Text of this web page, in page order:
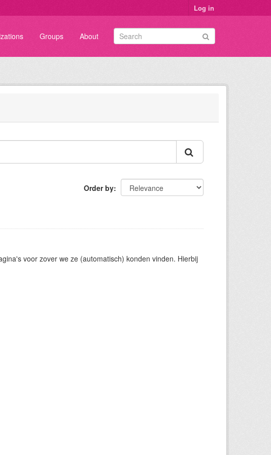
Log in
Groups About
Order by
voor zover we ze (automatisch) konden vinden. Hierbij